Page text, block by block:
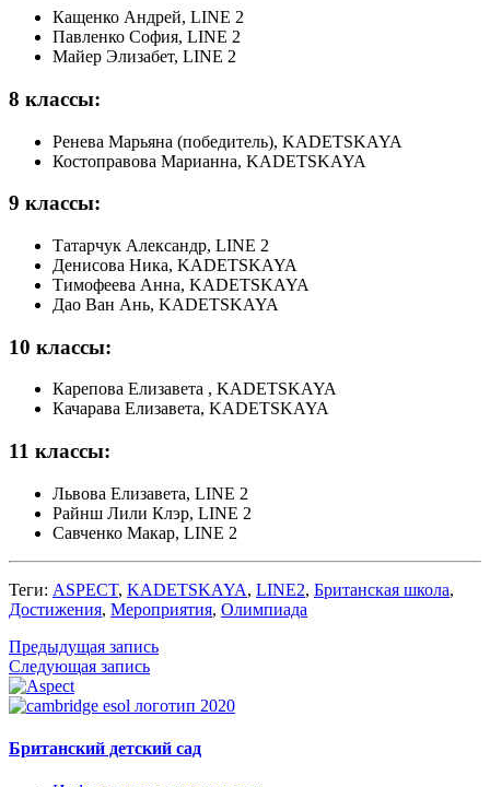
Кащенко Андрей, LINE 2
Павленко София, LINE 2
Майер Элизабет, LINE 2
8 классы:
Ренева Марьяна (победитель), KADETSKAYA
Костоправова Марианна, KADETSKAYA
9 классы:
Татарчук Александр, LINE 2
Денисова Ника, KADETSKAYA
Тимофеева Анна, KADETSKAYA
Дао Ван Ань, KADETSKAYA
10 классы:
Карепова Елизавета , KADETSKAYA
Качарава Елизавета, KADETSKAYA
11 классы:
Львова Елизавета, LINE 2
Райнш Лили Клэр, LINE 2
Савченко Макар, LINE 2
Теги: ASPECT, KADETSKAYA, LINE2, Британская школа,
Достижения, Мероприятия, Олимпиада
Предыдущая запись
Следующая запись
Британский детский сад